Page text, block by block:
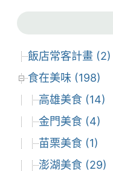
飯店常客計畫 (2)
食在美味 (198)
高雄美食 (14)
金門美食 (4)
苗栗美食 (1)
澎湖美食 (29)